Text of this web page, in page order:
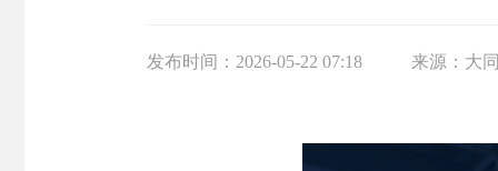
发布时间： 2026-05-22 07:18 来源： 大